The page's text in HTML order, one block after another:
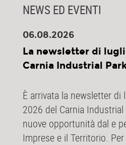
NEWS ED EVENTI
06.08.2026
La newsletter di
Carnia Industrial
È arrivata la newsletter di
2026 del Carnia
nuove opportunità dal e
Imprese e il Territorio. Per